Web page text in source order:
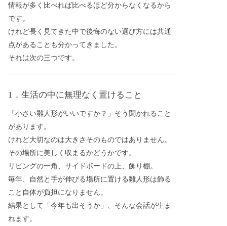
情報が多く比べれば比べるほど分からなくなるから
です。
けれど長く見てきた中で後悔のない選び方には共通
点があることも分かってきました。
それは次の三つです。
1．生活の中に無理なく置けること
「小さい雛人形がいいですか？」そう聞かれること
があります。
けれど大切なのは大きさそのものではありません。
その場所に美しく収まるかどうかです。
リビングの一角、サイドボードの上、飾り棚。
毎年、自然と手が伸びる場所に置ける雛人形は飾る
こと自体が負担になりません。
結果として「今年も出そうか」、そんな会話が生ま
れます。